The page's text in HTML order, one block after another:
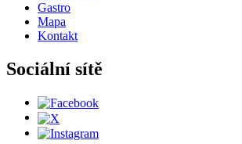
Gastro
Mapa
Kontakt
Sociální sítě